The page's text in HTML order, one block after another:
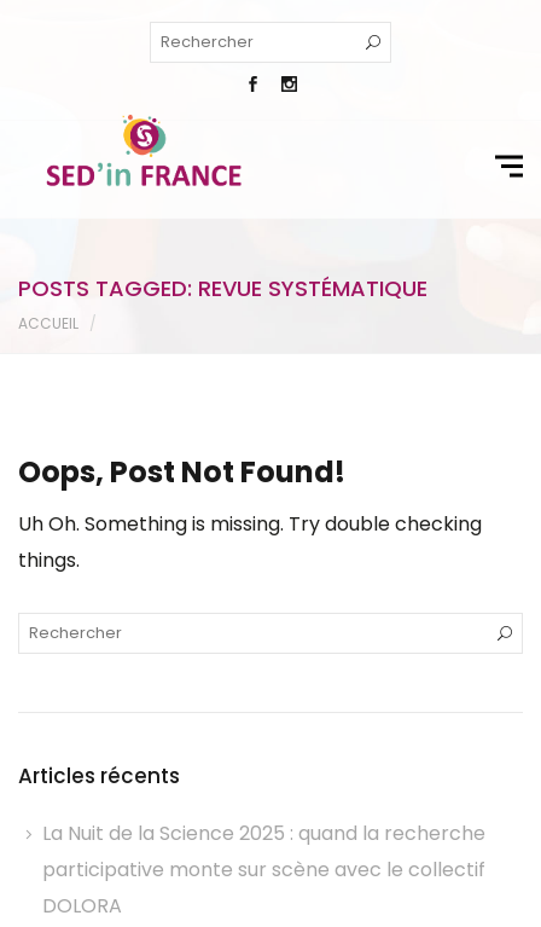
POSTS TAGGED: REVUE SYSTÉMATIQUE
ACCUEIL
Oops, Post Not Found!
Uh Oh. Something is missing. Try double checking
things.
Articles récents
La Nuit de la Science 2025 : quand la recherche
participative monte sur scène avec le collectif
DOLORA